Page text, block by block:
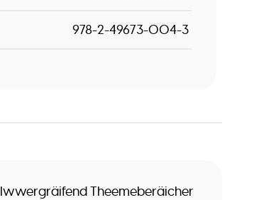
978-2-49673-004-3
Iwwergräifend Theemeberäicher